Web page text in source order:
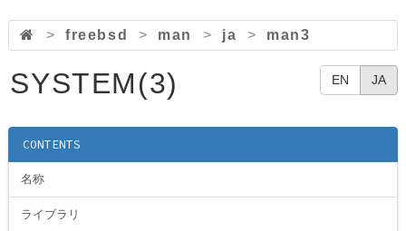
> freebsd > man > ja > man3
EN JA
SYSTEM(3)
CONTENTS
名称
ライブラリ